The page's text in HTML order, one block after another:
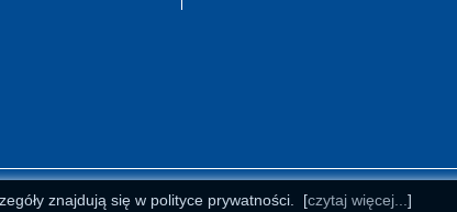
znajdują się w polityce prywatności. [czytaj więcej... ]